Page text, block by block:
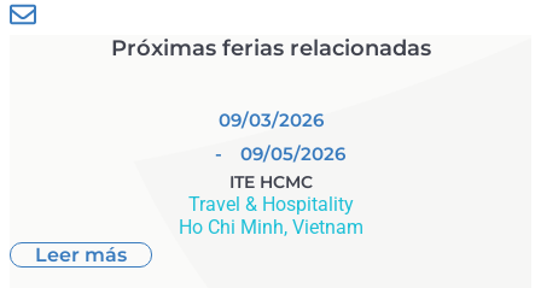
Próximas ferias relacionadas
09/03/2026
- 09/05/2026
ITE HCMC
Travel & Hospitality
Ho Chi Minh, Vietnam
Leer más